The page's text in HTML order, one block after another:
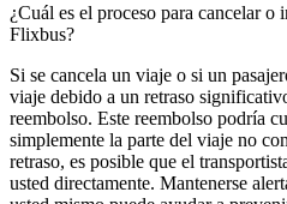
¿Cuál es el proceso para cancelar o
Flixbus?
Si se cancela un viaje o si un
viaje debido a un retraso
reembolso. Este reembolso podría
simplemente la parte del viaje no
retraso, es posible que el
usted directamente. Mantenerse